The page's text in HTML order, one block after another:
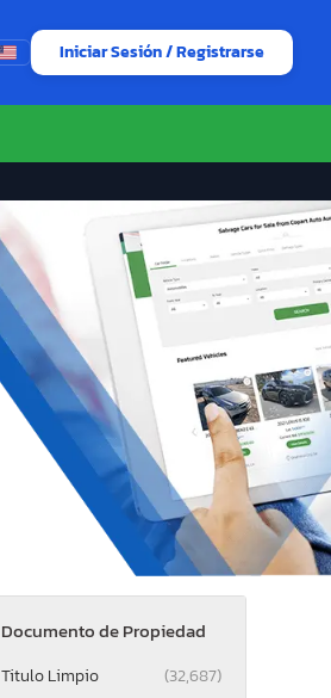
Iniciar Sesión / Registrarse
Documento de Propiedad
Titulo Limpio
(32,687)